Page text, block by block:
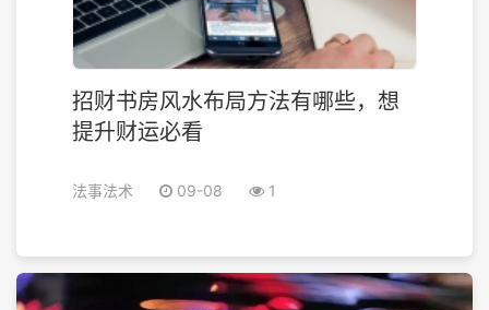
招财书房风水布局方法有哪些，想
提升财运必看
法事法术 09-08 1